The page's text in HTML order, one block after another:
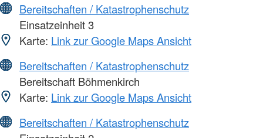
Bereitschaften / Katastrophenschutz
Einsatzeinheit 3
Karte: Link zur Google Maps Ansicht
Bereitschaften / Katastrophenschutz
Bereitschaft Böhmenkirch
Karte: Link zur Google Maps Ansicht
Bereitschaften / Katastrophenschutz